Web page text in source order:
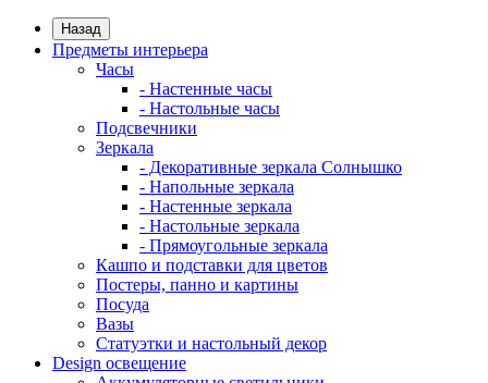
Назад
Предметы интерьера
Часы
- Настенные часы
- Настольные часы
Подсвечники
Зеркала
- Декоративные зеркала Солнышко
- Напольные зеркала
- Настенные зеркала
- Настольные зеркала
- Прямоугольные зеркала
Кашпо и подставки для цветов
Постеры, панно и картины
Посуда
Вазы
Статуэтки и настольный декор
Design освещение